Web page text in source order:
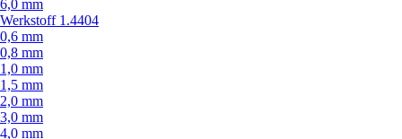
6,0 mm
Werkstoff 1.4404
0,6 mm
0,8 mm
1,0 mm
1,5 mm
2,0 mm
3,0 mm
4,0 mm